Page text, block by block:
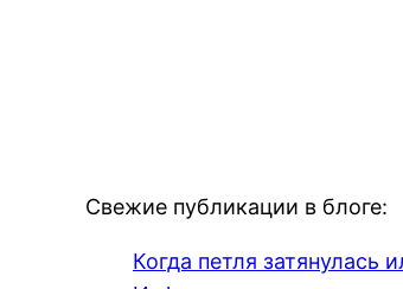
Свежие публикации в блоге:
Когда петля затянулась